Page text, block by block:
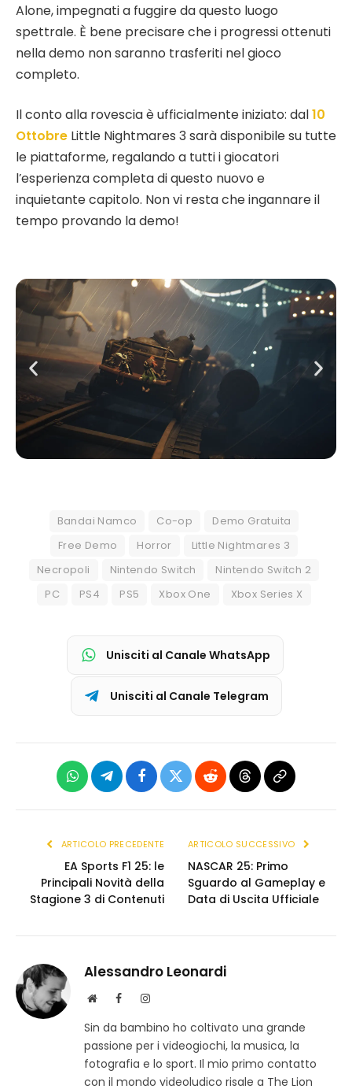
Alone, impegnati a fuggire da questo luogo
spettrale. È bene precisare che i progressi ottenuti
nella demo non saranno trasferiti nel gioco
completo.
Il conto alla rovescia è ufficialmente iniziato: dal10
Ottobre Little Nightmares 3 sarà disponibile su tutte
le piattaforme, regalando a tutti i giocatori
l’esperienza completa di questo nuovo e
inquietante capitolo. Non vi resta che ingannare il
tempo provando la demo!
Bandai Namco Co-op
Demo Gratuita
Free Demo
Horror
Little Nightmares 3
Necropoli
Nintendo Switch
Nintendo Switch 2
PC
PS4 PS5 Xbox One Xbox Series X
Unisciti al Canale WhatsApp
Unisciti al Canale Telegram
WhatsAppTelegramFacebook
X
RedditThreadsCopia
ARTICOLO PRECEDENTE
EA Sports F1 25: le
Principali Novità della
Stagione 3 di Contenuti
ARTICOLO SUCCESSIVO
NASCAR 25: Primo
Sguardo al Gameplay e
Data di Uscita Ufficiale
Alessandro Leonardi
S
t
o
w
F
c
e
b
I
s
t
a
Sin da bambino ho coltivato una grande
passione per i videogiochi, la musica, la
fotografia e lo sport. Il mio primo contatto
con il mondo videoludico risale a The Lion